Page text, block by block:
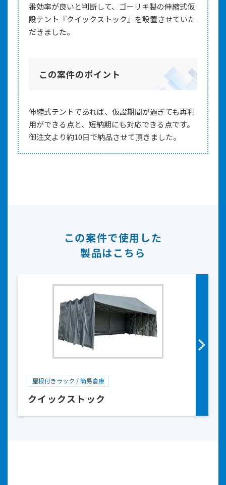
番効率が良いと判断して、ゴーリキ製の伸縮式仮
設テント『クイックストック』を設置させていた
だきました。
この案件のポイント
伸縮式テントであれば、仮設期間が過ぎても再利
用ができる点と、短納期にも対応できる点です。
御注文より約10日で納品させて頂きました。
この案件で使用した
製品はこちら
屋根付きラック / 簡易倉庫
クイックストック